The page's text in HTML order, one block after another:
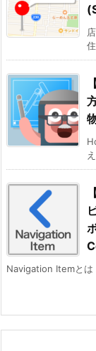
Navigation Itemとは